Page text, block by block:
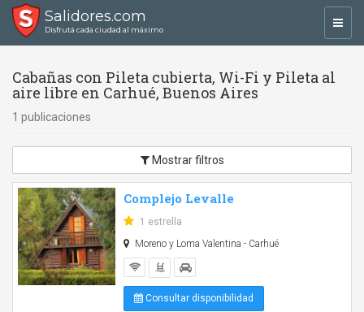
Salidores.com
Disfrutá cada ciudad al máximo
Cabañas con Pileta cubierta, Wi-Fi y Pileta al
aire libre en Carhué, Buenos Aires
1 publicaciones
Mostrar filtros
Complejo Levalle
1 estrella
Moreno y Loma Valentina - Carhué
Consultar disponibilidad